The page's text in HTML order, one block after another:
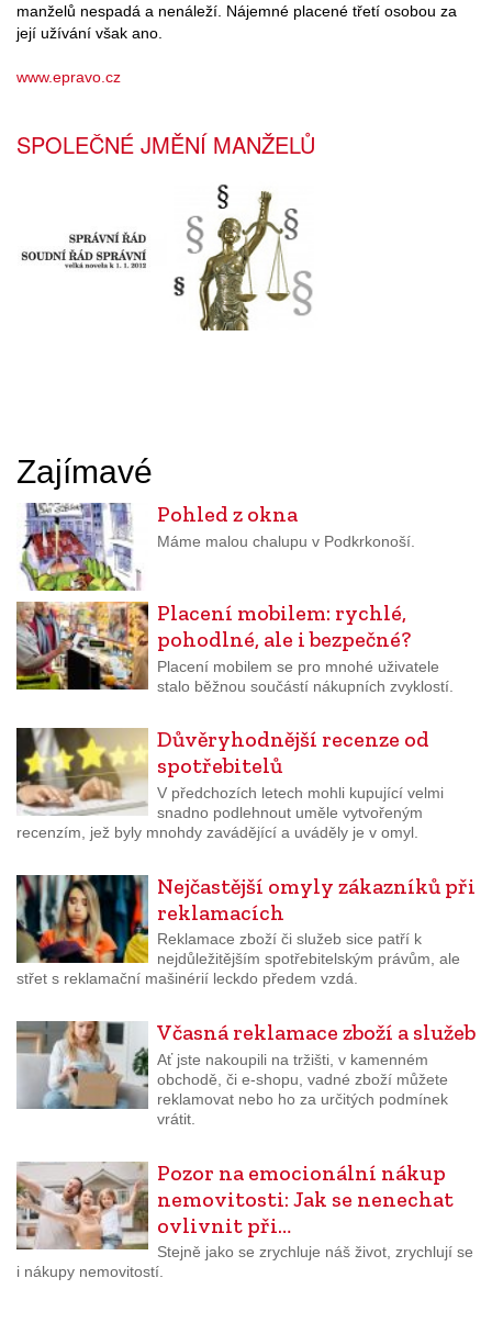
manželů nespadá a nenáleží. Nájemné placené třetí osobou za
její užívání však ano.
www.epravo.cz
SPOLEČNÉ JMĚNÍ MANŽELŮ
Zajímavé
Pohled z okna
Máme malou chalupu v Podkrkonoší.
Placení mobilem: rychlé,
pohodlné, ale i bezpečné?
Placení mobilem se pro mnohé uživatele
stalo běžnou součástí nákupních zvyklostí.
Důvěryhodnější recenze od
spotřebitelů
V předchozích letech mohli kupující velmi
snadno podlehnout uměle vytvořeným
recenzím, jež byly mnohdy zavádějící a uváděly je v omyl.
Nejčastější omyly zákazníků při
reklamacích
Reklamace zboží či služeb sice patří k
nejdůležitějším spotřebitelským právům, ale
střet s reklamační mašinérií leckdo předem vzdá.
Včasná reklamace zboží a služeb
Ať jste nakoupili na tržišti, v kamenném
obchodě, či e-shopu, vadné zboží můžete
reklamovat nebo ho za určitých podmínek
vrátit.
Pozor na emocionální nákup
nemovitosti: Jak se nenechat
ovlivnit při…
Stejně jako se zrychluje náš život, zrychlují se
i nákupy nemovitostí.